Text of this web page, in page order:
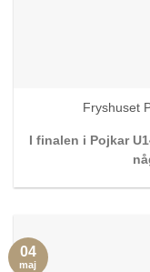
Fryshuset
I finalen i Pojkar
04
maj